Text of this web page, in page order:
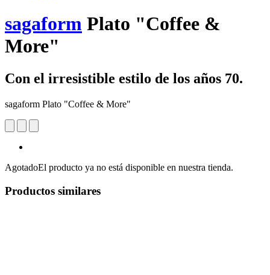
sagaform Plato "Coffee &
More"
Con el irresistible estilo de los años 70.
sagaform Plato "Coffee & More"
AgotadoEl producto ya no está disponible en nuestra tienda.
Productos similares